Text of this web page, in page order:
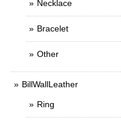
Necklace
Bracelet
Other
BillWallLeather
Ring